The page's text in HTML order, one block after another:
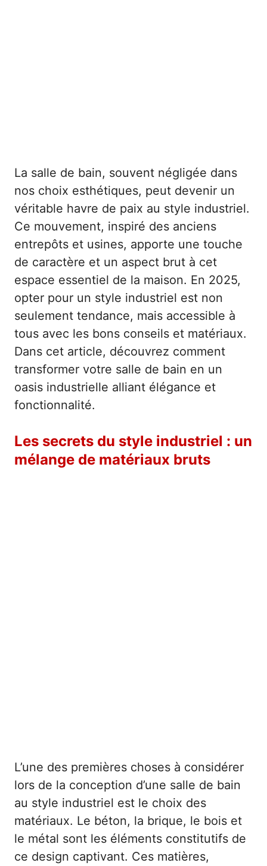
La salle de bain, souvent négligée dans
nos choix esthétiques, peut devenir un
véritable havre de paix au style industriel.
Ce mouvement, inspiré des anciens
entrepôts et usines, apporte une touche
de caractère et un aspect brut à cet
espace essentiel de la maison. En 2025,
opter pour un style industriel est non
seulement tendance, mais accessible à
tous avec les bons conseils et matériaux.
Dans cet article, découvrez comment
transformer votre salle de bain en un
oasis industrielle alliant élégance et
fonctionnalité.
Les secrets du style industriel : un
mélange de matériaux bruts
L’une des premières choses à considérer
lors de la conception d’une salle de bain
au style industriel est le choix des
matériaux. Le béton, la brique, le bois et
le métal sont les éléments constitutifs de
ce design captivant. Ces matières,